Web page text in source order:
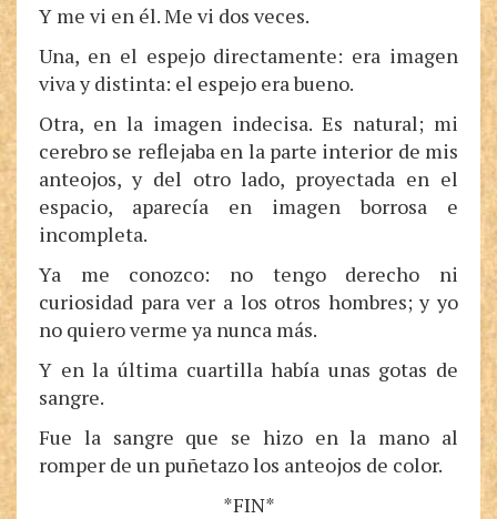
Y me vi en él. Me vi dos veces.
Una, en el espejo directamente: era imagen
viva y distinta: el espejo era bueno.
Otra, en la imagen indecisa. Es natural; mi
cerebro se reflejaba en la parte interior de mis
anteojos, y del otro lado, proyectada en el
espacio, aparecía en imagen borrosa e
incompleta.
Ya me conozco: no tengo derecho ni
curiosidad para ver a los otros hombres; y yo
no quiero verme ya nunca más.
Y en la última cuartilla había unas gotas de
sangre.
Fue la sangre que se hizo en la mano al
romper de un puñetazo los anteojos de color.
*FIN*